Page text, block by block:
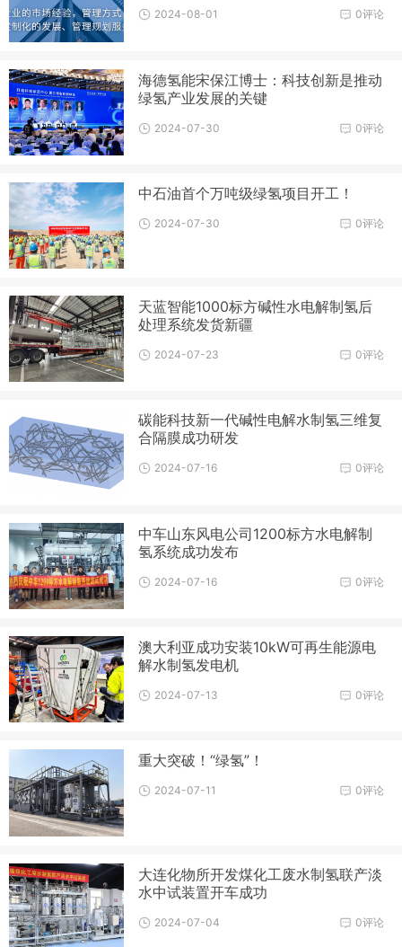
0评论
2024-08-01
海德氢能宋保江博士：科技创新是推动
绿氢产业发展的关键
0评论
2024-07-30
中石油首个万吨级绿氢项目开工！
0评论
2024-07-30
天蓝智能1000标方碱性水电解制氢后
处理系统发货新疆
0评论
2024-07-23
碳能科技新一代碱性电解水制氢三维复
合隔膜成功研发
0评论
2024-07-16
中车山东风电公司1200标方水电解制
氢系统成功发布
0评论
2024-07-16
澳大利亚成功安装10kW可再生能源电
解水制氢发电机
0评论
2024-07-13
重大突破！“绿氢”！
0评论
2024-07-11
大连化物所开发煤化工废水制氢联产淡
水中试装置开车成功
0评论
2024-07-04